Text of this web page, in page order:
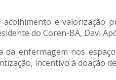
e valorização
do Coren-BA, Davi
enfermagem nos
incentivo à doação